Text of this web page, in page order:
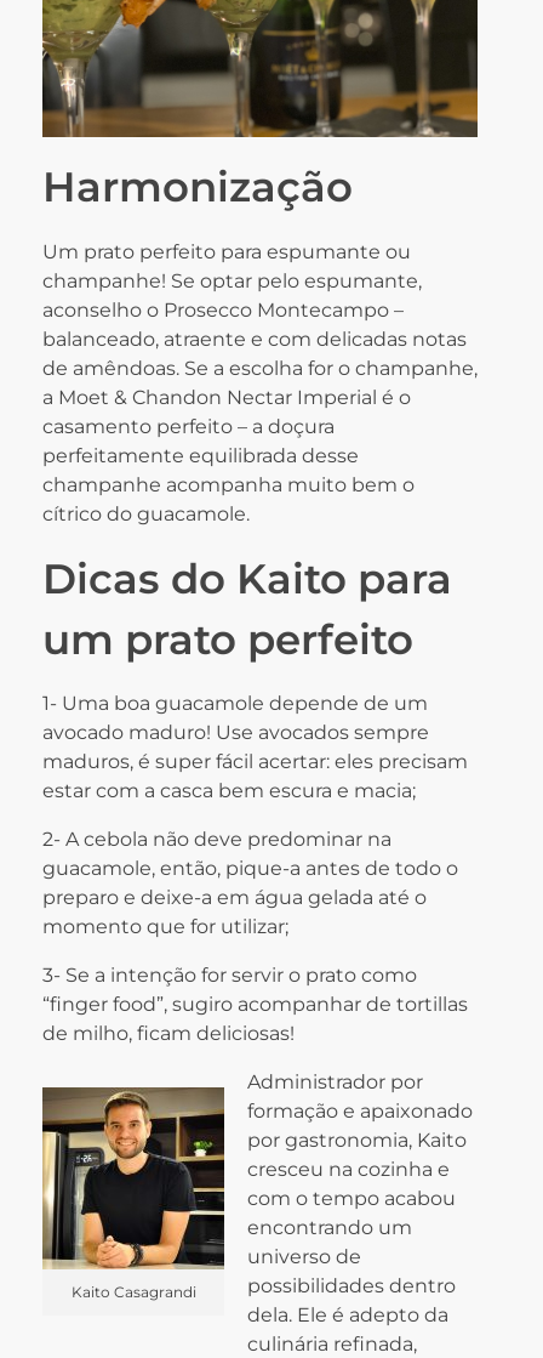
Harmonização
Um prato perfeito para espumante ou
champanhe! Se optar pelo espumante,
aconselho o Prosecco Montecampo –
balanceado, atraente e com delicadas notas
de amêndoas. Se a escolha for o champanhe,
a Moet & Chandon Nectar Imperial é o
casamento perfeito – a doçura
perfeitamente equilibrada desse
champanhe acompanha muito bem o
cítrico do guacamole.
Dicas do Kaito para
um prato perfeito
1- Uma boa guacamole depende de um
avocado maduro! Use avocados sempre
maduros, é super fácil acertar: eles precisam
estar com a casca bem escura e macia;
2- A cebola não deve predominar na
guacamole, então, pique-a antes de todo o
preparo e deixe-a em água gelada até o
momento que for utilizar;
3- Se a intenção for servir o prato como
“finger food”, sugiro acompanhar de tortillas
de milho, ficam deliciosas!
Kaito Casagrandi
Administrador por
formação e apaixonado
por gastronomia, Kaito
cresceu na cozinha e
com o tempo acabou
encontrando um
universo de
possibilidades dentro
dela. Ele é adepto da
culinária refinada,